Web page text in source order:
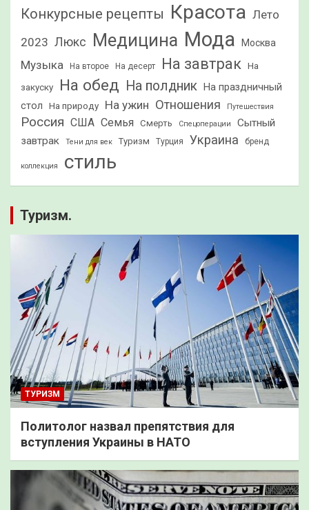
Конкурсные рецепты Красота Лето
2023 Люкс Медицина Мода Москва
Музыка На второе На десерт На завтрак На
закуску На обед На полдник На праздничный
стол
На природу На ужин Отношения Путешествия
Россия США Семья Смерть Спецоперации
Сытный
завтрак
Тени для век Туризм Турция Украина бренд
коллекция стиль
Туризм.
ТУРИЗМ
Политолог назвал препятствия для
вступления Украины в НАТО